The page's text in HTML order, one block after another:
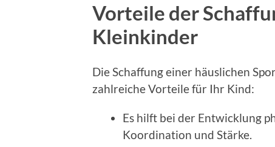
Vorteile der
Kleinkinder
Die Schaffung einer häuslichen
zahlreiche Vorteile für Ihr Kind:
Es hilft bei der Entwicklung
Koordination und Stärke.